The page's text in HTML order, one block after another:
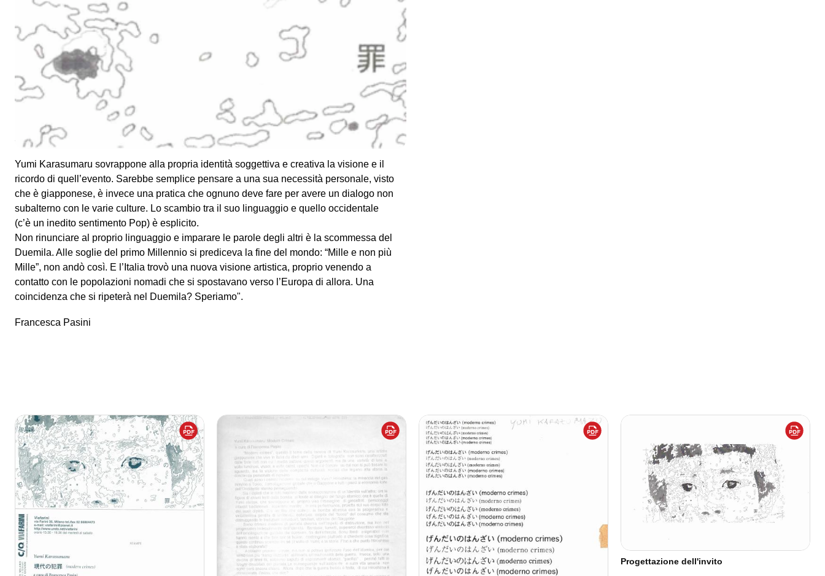
dell’omologazione guidata dai consumi, fin dall’infanzia. Sono ibridi enigmatici: non
hanno niente a che fare con la fiction, costringono piuttosto a chiedersi cosa significa
questo continuo scambio tra sé (il volto di Yumi) e la storia? Fino a che punto
Hiroshima e Nagasaki sono state elaborate?
Abbiamo provato orrore, ma non si poteva ipotizzare l’uso dell’atomica, per cui
sembrava più “tranquillizzante” abbinarla all’irrazionalità della guerra. Invece, solo una
decina di anni fa, abbiamo saputo di esperimenti atomici, “pacifici”, perché fatti in luoghi
disabitati del pianeta. Le conseguenze sull’ambiente e sulla vita umana non sono però
ancora chiare. Allora, dopo che la guerra fredda è finita, di cui Hiroshima e Nagasaki
sono considerate l’inizio, che dire?
Yumi Karasumaru sovrappone alla propria identità soggettiva e creativa la visione e il
ricordo di quell’evento. Sarebbe semplice pensare a una sua necessità personale, visto
che è giapponese, è invece una pratica che ognuno deve fare per avere un dialogo non
subalterno con le varie culture. Lo scambio tra il suo linguaggio e quello occidentale
(c’è un inedito sentimento Pop) è esplicito.
Non rinunciare al proprio linguaggio e imparare le parole degli altri è la scommessa del
Duemila. Alle soglie del primo Millennio si prediceva la fine del mondo: “Mille e non più
Mille”, non andò così. E l’Italia trovò una nuova visione artistica, proprio venendo a
contatto con le popolazioni nomadi che si spostavano verso l’Europa di allora. Una
coincidenza che si ripeterà nel Duemila? Speriamo".
Francesca Pasini
Progettazione dell'invito